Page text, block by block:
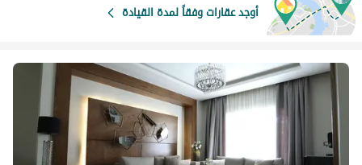
أوجد عقارات وفقاً لمدة القيادة